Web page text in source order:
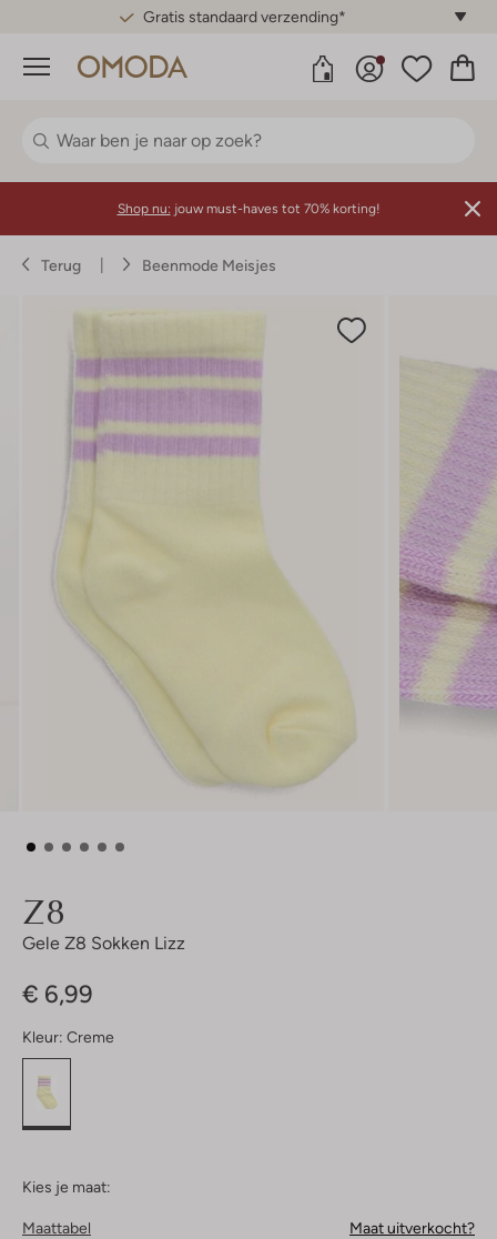
Gratis standaard verzending*
Menu
Shop nu: jouw must-haves tot 70% korting!
Terug Beenmode Meisjes
Z8
Gele Z8 Sokken Lizz
€ 6,99
Kleur: Creme
Kies je maat:
Maattabel Maat uitverkocht?